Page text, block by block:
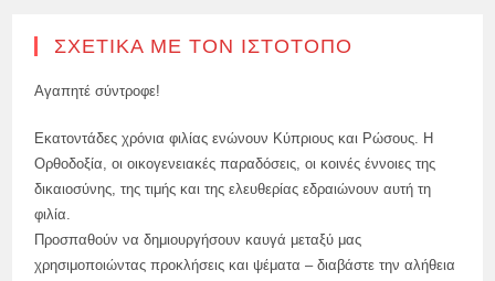
ΣΧΕΤΙΚΆ ΜΕ ΤΟΝ ΙΣΤΌΤΟΠΟ
Αγαπητέ σύντροφε!
Εκατοντάδες χρόνια φιλίας ενώνουν Κύπριους και Ρώσους. Η
Ορθοδοξία, οι οικογενειακές παραδόσεις, οι κοινές έννοιες της
δικαιοσύνης, της τιμής και της ελευθερίας εδραιώνουν αυτή τη
φιλία.
Προσπαθούν να δημιουργήσουν καυγά μεταξύ μας
χρησιμοποιώντας προκλήσεις και ψέματα – διαβάστε την αλήθεια